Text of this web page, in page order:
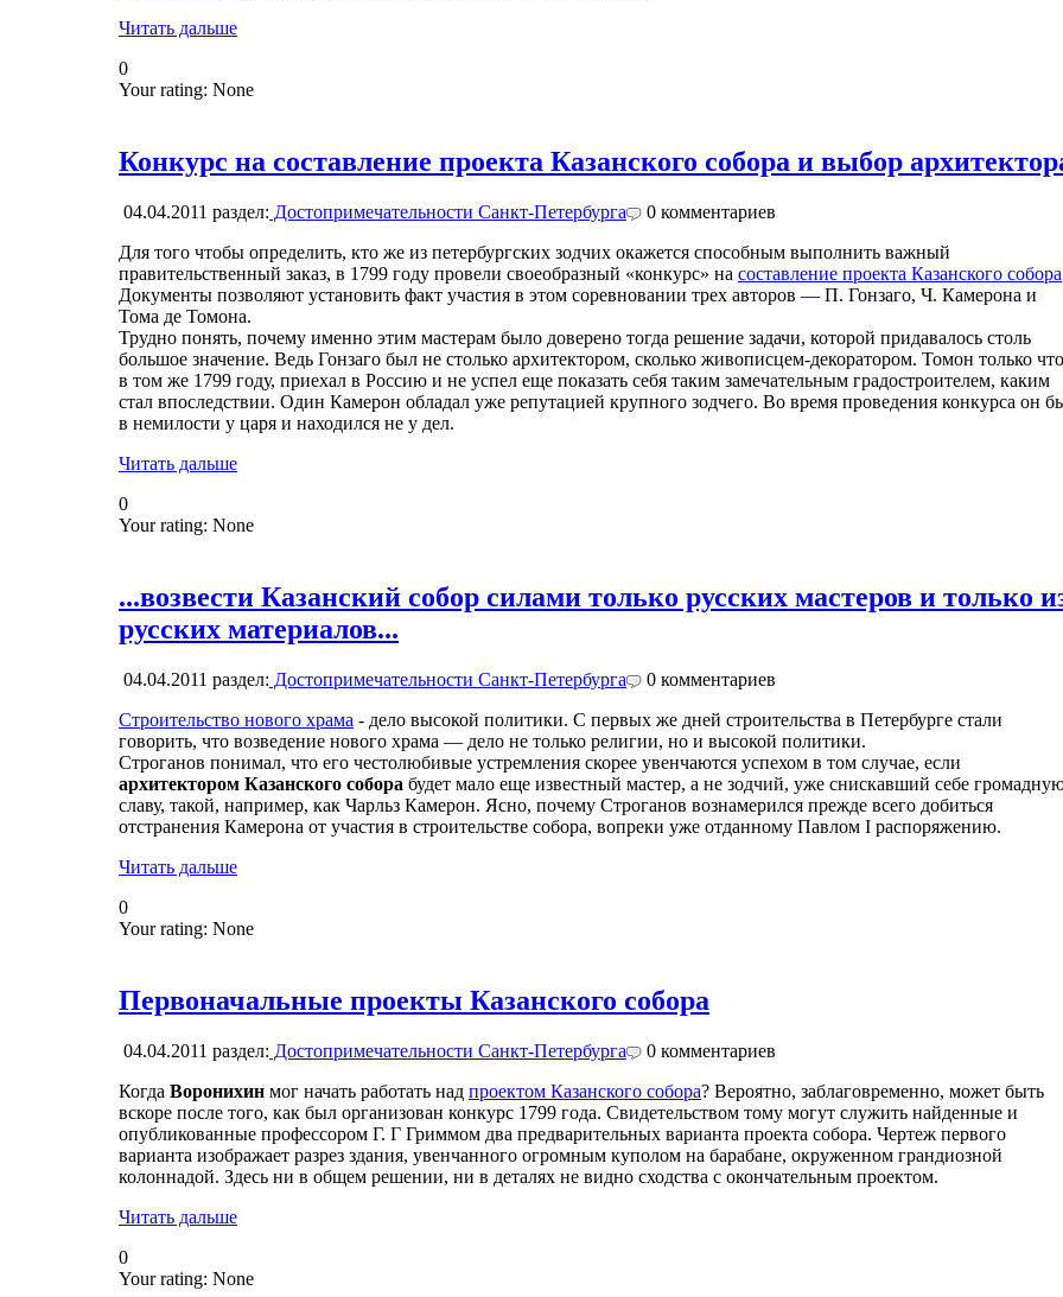
Читать дальше
0
Your rating: None
Конкурс на составление проекта Казанского собора и выбор
04.04.2011 раздел: Достопримечательности Санкт-Петербурга 0 комментариев
Для того чтобы определить, кто же из петербургских зодчих окажется способным выполнить важный
правительственный заказ, в 1799 году провели своеобразный «конкурс» на составление проекта Казанского собора
Документы позволяют установить факт участия в этом соревновании трех авторов — П. Гонзаго, Ч. Камерона и
Тома де Томона.
Трудно понять, почему именно этим мастерам было доверено тогда решение задачи, которой придавалось столь
большое значение. Ведь Гонзаго был не столько архитектором, сколько живописцем-декоратором. Томон только
в том же 1799 году, приехал в Россию и не успел еще показать себя таким замечательным градостроителем, каким
стал впоследствии. Один Камерон обладал уже репутацией крупного зодчего. Во время проведения конкурса он
в немилости у царя и находился не у дел.
Читать дальше
0
Your rating: None
...возвести Казанский собор силами только русских мастеров и только
русских материалов...
04.04.2011 раздел: Достопримечательности Санкт-Петербурга 0 комментариев
Строительство нового храма - дело высокой политики. С первых же дней строительства в Петербурге стали
говорить, что возведение нового храма — дело не только религии, но и высокой политики.
Строганов понимал, что его честолюбивые устремления скорее увенчаются успехом в том случае, если
архитектором Казанского собора будет мало еще известный мастер, а не зодчий, уже снискавший себе
славу, такой, например, как Чарльз Камерон. Ясно, почему Строганов вознамерился прежде всего добиться
отстранения Камерона от участия в строительстве собора, вопреки уже отданному Павлом I распоряжению.
Читать дальше
0
Your rating: None
Первоначальные проекты Казанского собора
04.04.2011 раздел: Достопримечательности Санкт-Петербурга 0 комментариев
Когда Воронихин мог начать работать над проектом Казанского собора? Вероятно, заблаговременно, может быть
вскоре после того, как был организован конкурс 1799 года. Свидетельством тому могут служить найденные и
опубликованные профессором Г. Г Гриммом два предварительных варианта проекта собора. Чертеж первого
варианта изображает разрез здания, увенчанного огромным куполом на барабане, окруженном грандиозной
колоннадой. Здесь ни в общем решении, ни в деталях не видно сходства с окончательным проектом.
Читать дальше
0
Your rating: None